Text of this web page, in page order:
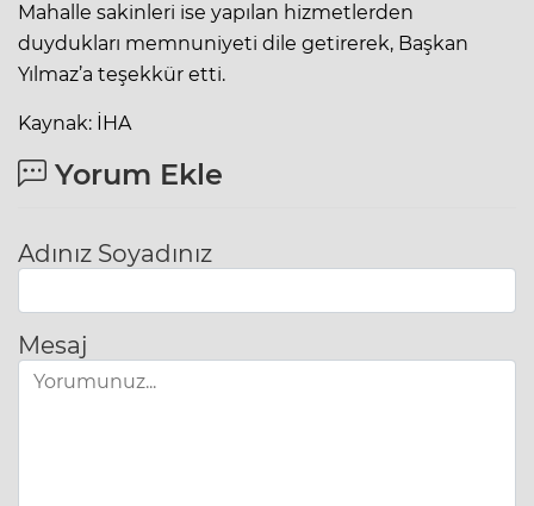
Mahalle sakinleri ise yapılan hizmetlerden
duydukları memnuniyeti dile getirerek, Başkan
Yılmaz’a teşekkür etti.
Kaynak: İHA
Yorum Ekle
Adınız Soyadınız
Mesaj